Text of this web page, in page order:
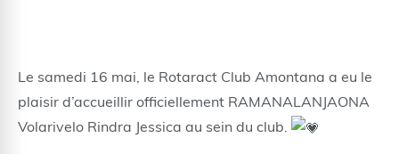
Le samedi 16 mai, le Rotaract Club Amontana a eu le
plaisir d’accueillir officiellement RAMANALANJAONA
Volarivelo Rindra Jessica au sein du club.